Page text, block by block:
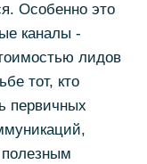
Особенно это
каналы -
лидов
тот, кто
первичных